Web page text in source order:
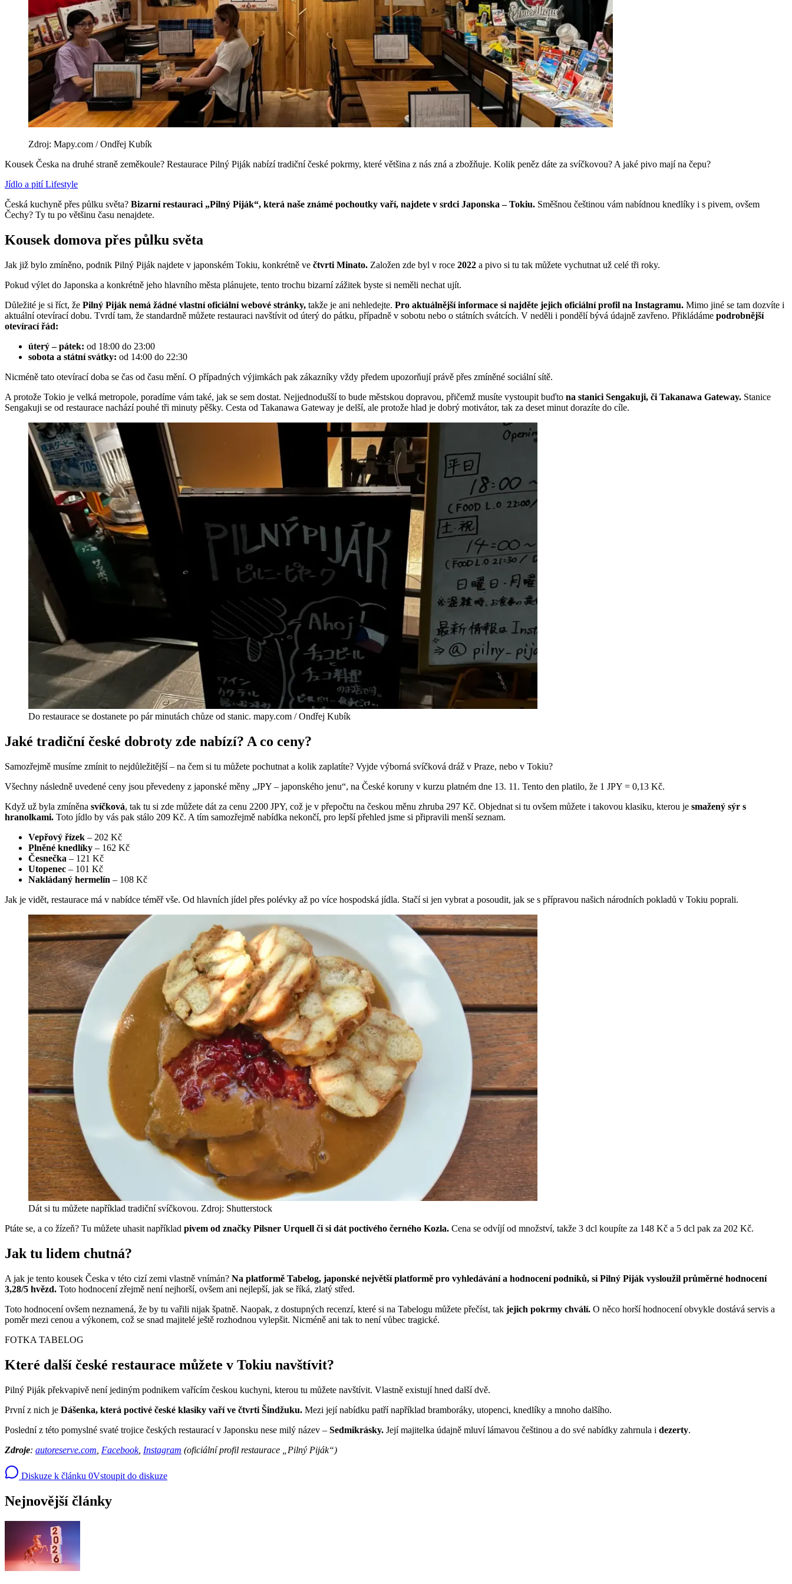
Zdroj: Mapy.com / Ondřej Kubík
Kousek Česka na druhé straně zeměkoule? Restaurace Pilný Piják nabízí tradiční české pokrmy, které většina z nás zná a zbožňuje. Kolik peněz dáte za svíčkovou? A jaké pivo mají na čepu?
Jídlo a pitíLifestyle
Česká kuchyně přes půlku světa? Bizarní restauraci „Pilný Piják“, která naše známé pochoutky vaří, najdete v srdci Japonska – Tokiu. Směšnou češtinou vám nabídnou knedlíky i s pivem, ovšem
Čechy? Ty tu po většinu času nenajdete.
Kousek domova přes půlku světa
Jak již bylo zmíněno, podnik Pilný Piják najdete v japonském Tokiu, konkrétně ve čtvrti Minato. Založen zde byl v roce 2022 a pivo si tu tak můžete vychutnat už celé tři roky.
Pokud výlet do Japonska a konkrétně jeho hlavního města plánujete, tento trochu bizarní zážitek byste si neměli nechat ujít.
Důležité je si říct, že Pilný Piják nemá žádné vlastní oficiální webové stránky, takže je ani nehledejte. Pro aktuálnější informace si najděte jejich oficiální profil na Instagramu. Mimo jiné se tam dozvíte i
aktuální otevírací dobu. Tvrdí tam, že standardně můžete restauraci navštívit od úterý do pátku, případně v sobotu nebo o státních svátcích. V neděli i pondělí bývá údajně zavřeno. Přikládáme podrobnější
otevírací řád:
úterý – pátek: od 18:00 do 23:00
sobota a státní svátky: od 14:00 do 22:30
Nicméně tato otevírací doba se čas od času mění. O případných výjimkách pak zákazníky vždy předem upozorňují právě přes zmíněné sociální sítě.
A protože Tokio je velká metropole, poradíme vám také, jak se sem dostat. Nejjednodušší to bude městskou dopravou, přičemž musíte vystoupit buďto na stanici Sengakuji, či Takanawa Gateway. Stanice
Sengakuji se od restaurace nachází pouhé tři minuty pěšky. Cesta od Takanawa Gateway je delší, ale protože hlad je dobrý motivátor, tak za deset minut dorazíte do cíle.
Do restaurace se dostanete po pár minutách chůze od stanic. mapy.com / Ondřej Kubík
Jaké tradiční české dobroty zde nabízí? A co ceny?
Samozřejmě musíme zmínit to nejdůležitější – na čem si tu můžete pochutnat a kolik zaplatíte? Vyjde výborná svíčková dráž v Praze, nebo v Tokiu?
Všechny následně uvedené ceny jsou převedeny z japonské měny „JPY – japonského jenu“, na České koruny v kurzu platném dne 13. 11. Tento den platilo, že 1 JPY = 0,13 Kč.
Když už byla zmíněna svíčková, tak tu si zde můžete dát za cenu 2200 JPY, což je v přepočtu na českou měnu zhruba 297 Kč. Objednat si tu ovšem můžete i takovou klasiku, kterou je smažený sýr s
hranolkami. Toto jídlo by vás pak stálo 209 Kč. A tím samozřejmě nabídka nekončí, pro lepší přehled jsme si připravili menší seznam.
Vepřový řízek – 202 Kč
Plněné knedlíky – 162 Kč
Česnečka – 121 Kč
Utopenec – 101 Kč
Nakládaný hermelín – 108 Kč
Jak je vidět, restaurace má v nabídce téměř vše. Od hlavních jídel přes polévky až po více hospodská jídla. Stačí si jen vybrat a posoudit, jak se s přípravou našich národních pokladů v Tokiu poprali.
Dát si tu můžete například tradiční svíčkovou. Zdroj: Shutterstock
Ptáte se, a co žízeň? Tu můžete uhasit například pivem od značky Pilsner Urquell či si dát poctivého černého Kozla. Cena se odvíjí od množství, takže 3 dcl koupíte za 148 Kč a 5 dcl pak za 202 Kč.
Jak tu lidem chutná?
A jak je tento kousek Česka v této cizí zemi vlastně vnímán? Na platformě Tabelog, japonské největší platformě pro vyhledávání a hodnocení podniků, si Pilný Piják vysloužil průměrné hodnocení
3,28/5 hvězd. Toto hodnocení zřejmě není nejhorší, ovšem ani nejlepší, jak se říká, zlatý střed.
Toto hodnocení ovšem neznamená, že by tu vařili nijak špatně. Naopak, z dostupných recenzí, které si na Tabelogu můžete přečíst, tak jejich pokrmy chválí. O něco horší hodnocení obvykle dostává servis a
poměr mezi cenou a výkonem, což se snad majitelé ještě rozhodnou vylepšit. Nicméně ani tak to není vůbec tragické.
FOTKA TABELOG
Které další české restaurace můžete v Tokiu navštívit?
Pilný Piják překvapivě není jediným podnikem vařícím českou kuchyni, kterou tu můžete navštívit. Vlastně existují hned další dvě.
První z nich je Dášenka, která poctivé české klasiky vaří ve čtvrti Šindžuku. Mezi její nabídku patří například bramboráky, utopenci, knedlíky a mnoho dalšího.
Poslední z této pomyslné svaté trojice českých restaurací v Japonsku nese milý název – Sedmikrásky. Její majitelka údajně mluví lámavou češtinou a do své nabídky zahrnula i dezerty.
Zdroje: autoreserve.com Facebook, Instagram (oficiální profil restaurace „Pilný Piják“)
Diskuze k článku 0Vstoupit do diskuze
Nejnovější články